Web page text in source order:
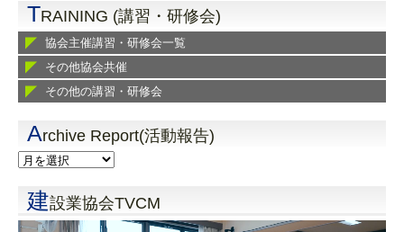
TRAINING (講習・研修会)
協会主催講習・研修会一覧
その他協会共催
その他の講習・研修会
Archive Report(活動報告)
建設業協会TVCM